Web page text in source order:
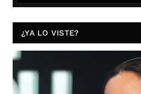
¿YA LO VISTE?